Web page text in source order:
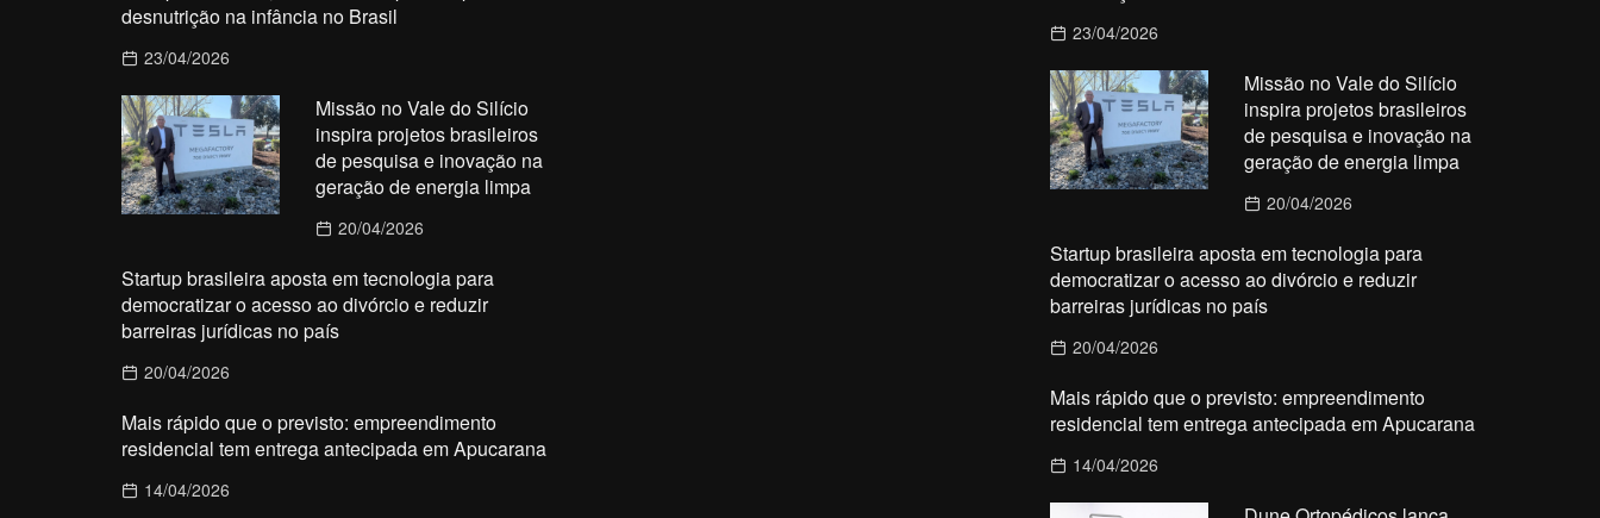
desnutrição na infância no Brasil
23/04/2026
Missão no Vale do Silício
inspira projetos brasileiros
de pesquisa e inovação na
geração de energia limpa
20/04/2026
Startup brasileira aposta em tecnologia para
democratizar o acesso ao divórcio e reduzir
barreiras jurídicas no país
20/04/2026
Mais rápido que o previsto: empreendimento
residencial tem entrega antecipada em Apucarana
14/04/2026
23/04/2026
Missão no Vale do Silício
inspira projetos brasileiros
de pesquisa e inovação na
geração de energia limpa
20/04/2026
Startup brasileira aposta em tecnologia para
democratizar o acesso ao divórcio e reduzir
barreiras jurídicas no país
20/04/2026
Mais rápido que o previsto: empreendimento
residencial tem entrega antecipada em Apucarana
14/04/2026